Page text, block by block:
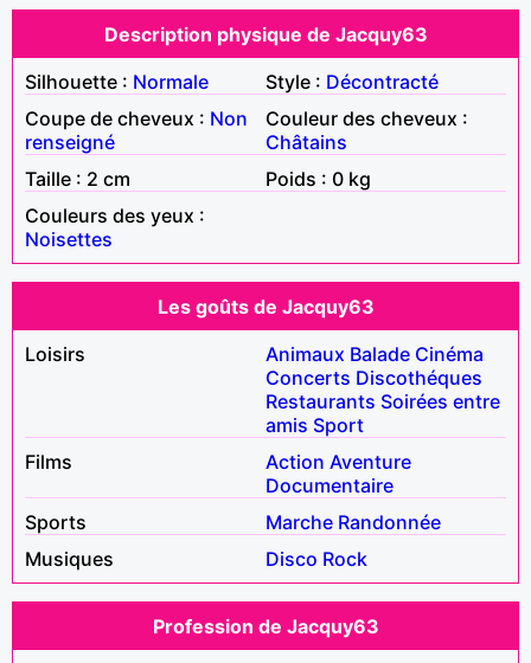
Description physique de Jacquy63
Silhouette : Normale Style : Décontracté
Coupe de cheveux : Non
renseigné
Couleur des cheveux :
Châtains
Taille : 2 cm
Poids : 0 kg
Couleurs des yeux :
Noisettes
Les goûts de Jacquy63
Loisirs
Animaux Balade Cinéma
Concerts Discothéques
Restaurants Soirées entre
amis Sport
Films
Action Aventure
Documentaire
Sports
Marche Randonnée
Musiques
Disco Rock
Profession de Jacquy63